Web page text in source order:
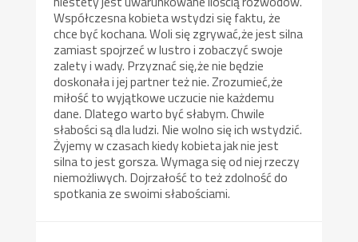
Współczesna kobieta wstydzi się faktu, że
chce być kochana. Woli się zgrywać,że jest silna
zamiast spojrzeć w lustro i zobaczyć swoje
zalety i wady. Przyznać się,że nie będzie
doskonała i jej partner też nie. Zrozumieć,że
miłość to wyjątkowe uczucie nie każdemu
dane. Dlatego warto być słabym. Chwile
słabości są dla ludzi. Nie wolno się ich wstydzić.
Żyjemy w czasach kiedy kobieta jak nie jest
silna to jest gorsza. Wymaga się od niej rzeczy
niemożliwych. Dojrzałość to też zdolność do
spotkania ze swoimi słabościami.